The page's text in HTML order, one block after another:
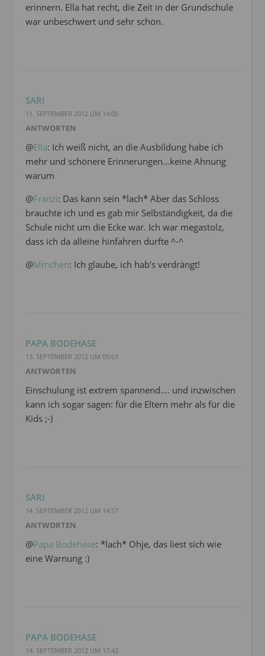
erinnern. Ella hat recht, die Zeit in der Grundschule
war unbeschwert und sehr schön.
SARI
11. SEPTEMBER 2012 UM 14:05
ANTWORTEN
@Ella: Ich weiß nicht, an die Ausbildung habe ich
mehr und schönere Erinnerungen…keine Ahnung
warum
@Franzi: Das kann sein *lach* Aber das Schloss
brauchte ich und es gab mir Selbständigkeit, da die
Schule nicht um die Ecke war. Ich war megastolz,
dass ich da alleine hinfahren durfte ^-^
@Mmchen: Ich glaube, ich hab’s verdrängt!
PAPA BODEHASE
13. SEPTEMBER 2012 UM 00:03
ANTWORTEN
Einschulung ist extrem spannend…. und inzwischen
kann ich sogar sagen: für die Eltern mehr als für die
Kids ;-)
SARI
14. SEPTEMBER 2012 UM 14:57
ANTWORTEN
@Papa Bodehase: *lach* Ohje, das liest sich wie
eine Warnung :)
PAPA BODEHASE
14. SEPTEMBER 2012 UM 17:42